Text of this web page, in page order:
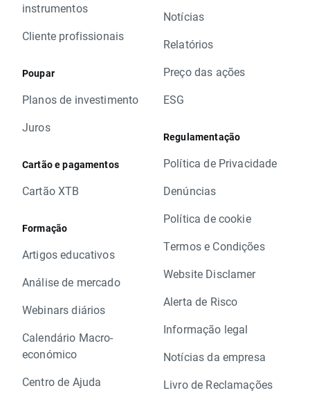
instrumentos
Cliente profissionais
Poupar
Planos de investimento
Juros
Cartão e pagamentos
Cartão XTB
Formação
Artigos educativos
Análise de mercado
Webinars diários
Calendário Macro-
económico
Centro de Ajuda
Notícias
Relatórios
Preço das ações
ESG
Regulamentação
Política de Privacidade
Denúncias
Política de cookie
Termos e Condições
Website Disclamer
Alerta de Risco
Informação legal
Notícias da empresa
Livro de Reclamações